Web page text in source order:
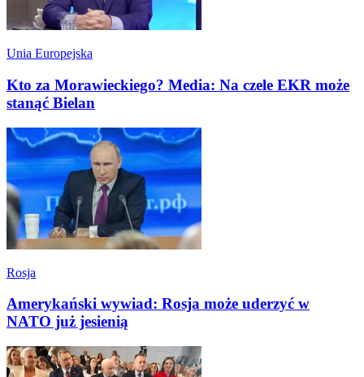
Unia Europejska
Kto za Morawieckiego? Media: Na czele EKR może
stanąć Bielan
Rosja
Amerykański wywiad: Rosja może uderzyć w
NATO już jesienią